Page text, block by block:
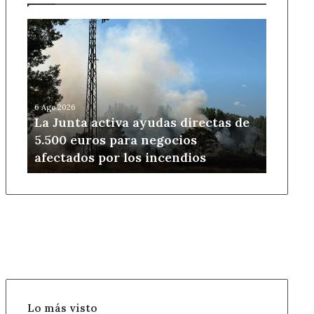
La
Junta
activa
ayudas
directas
de
5.500
euros
para
negocios
afectados
6 Ago 2026
La Junta activa ayudas directas de
5.500 euros para negocios
afectados por los incendios
Lo más visto